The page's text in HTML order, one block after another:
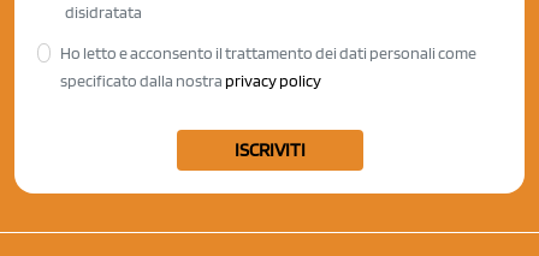
disidratata
Ho letto e acconsento il trattamento dei dati personali come
specificato dalla nostra privacy policy
ISCRIVITI